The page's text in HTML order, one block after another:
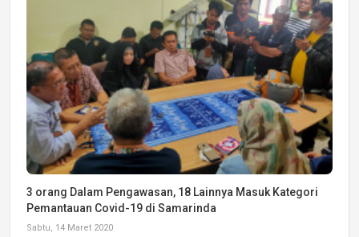
3 orang Dalam Pengawasan, 18 Lainnya Masuk Kategori
Pemantauan Covid-19 di Samarinda
Sabtu, 14 Maret 2020